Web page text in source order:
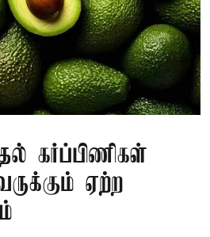
கர்ப்பிணிகள்
ஏற்ற